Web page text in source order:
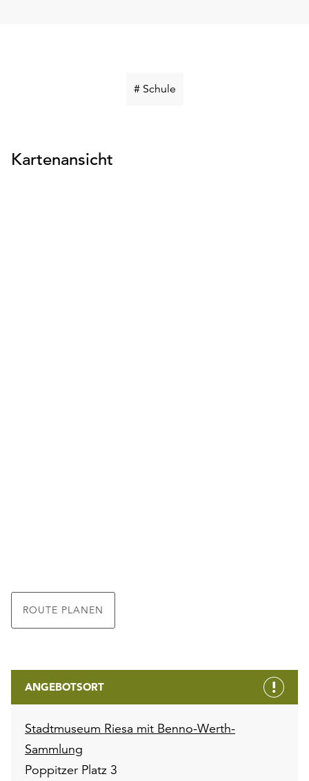
# SchuleSchlüsselwort
Kartenansicht
ROUTE PLANEN
ANGEBOTSORT
Stadtmuseum Riesa mit Benno-Werth-
Sammlung
Poppitzer Platz 3